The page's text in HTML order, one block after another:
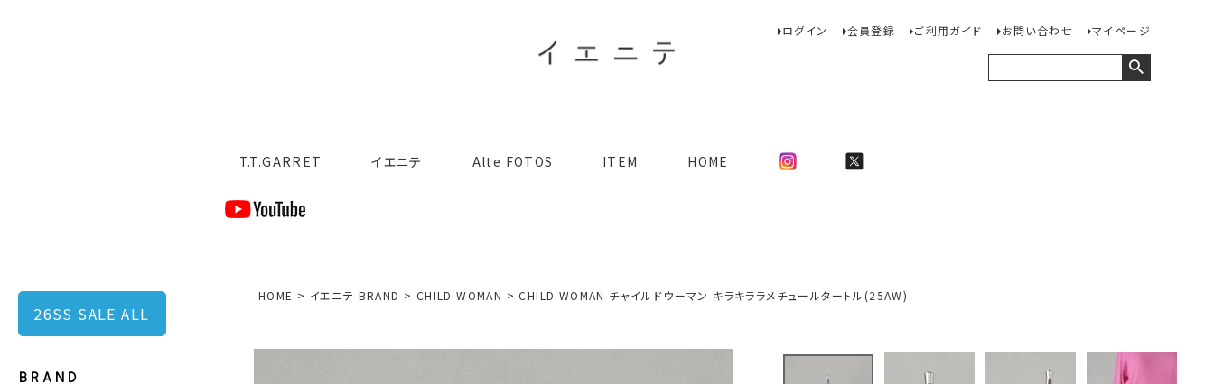
ログイン 会員登録 ご利用ガイド お問い合わせ マイページ
T.T.GARRET イエニテ Alte FOTOS ITEM HOME
26SS SALE ALL
HOME イエニテ BRAND CHILD WOMAN CHILD WOMAN チャイルドウーマン キラキララメチュールタートル(25AW)